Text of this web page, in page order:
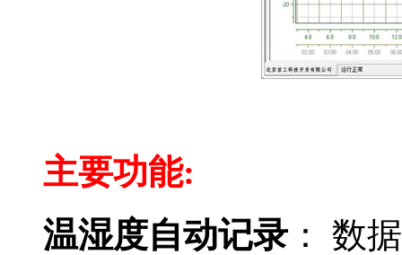
主要功能:
温湿度自动记录： 数